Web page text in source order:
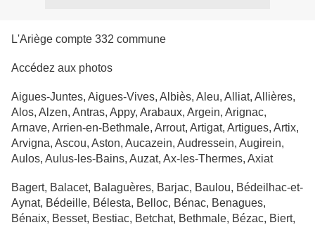
L'Ariège compte 332 commune
Accédez aux photos
Aigues-Juntes, Aigues-Vives, Albiès, Aleu, Alliat, Allières,
Alos, Alzen, Antras, Appy, Arabaux, Argein, Arignac,
Arnave, Arrien-en-Bethmale, Arrout, Artigat, Artigues, Artix,
Arvigna, Ascou, Aston, Aucazein, Audressein, Augirein,
Aulos, Aulus-les-Bains, Auzat, Ax-les-Thermes, Axiat
Bagert, Balacet, Balaguères, Barjac, Baulou, Bédeilhac-et-
Aynat, Bédeille, Bélesta, Belloc, Bénac, Benagues,
Bénaix, Besset, Bestiac, Betchat, Bethmale, Bézac, Biert,